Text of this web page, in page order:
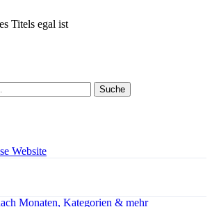
Titels egal ist
Website
Monaten, Kategorien & mehr